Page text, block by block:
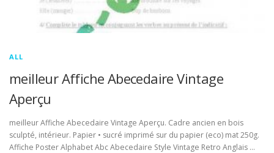
ALL
meilleur Affiche Abecedaire Vintage
Aperçu
meilleur Affiche Abecedaire Vintage Aperçu. Cadre ancien en bois
sculpté, intérieur. Papier • sucré imprimé sur du papier (eco) mat 250g.
Affiche Poster Alphabet Abc Abecedaire Style Vintage Retro Anglais …